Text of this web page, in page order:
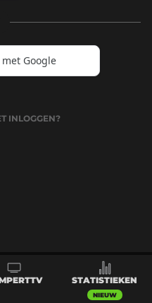
Google
INLOGGEN?
STATISTIEKEN
NIEUW